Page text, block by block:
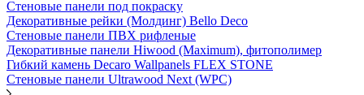
Стеновые панели под покраску
Декоративные рейки (Молдинг) Bello Deco
Стеновые панели ПВХ рифленыe
Декоративные панели Hiwood (Maximum), фитополимер
Гибкий камень Decaro Wallpanels FLEX STONE
Стеновые панели Ultrawood Next (WPC)